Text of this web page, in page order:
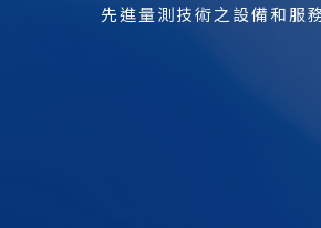
先進量測技術之設備和服